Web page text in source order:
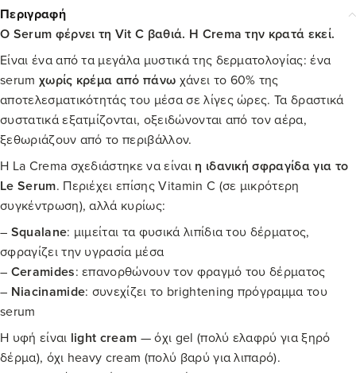
Περιγραφή
Ο Serum φέρνει τη Vit C βαθιά. Η Crema την κρατά εκεί.
Είναι ένα από τα μεγάλα μυστικά της δερματολογίας: ένα
serum χωρίς κρέμα από πάνω χάνει το 60% της
αποτελεσματικότητάς του μέσα σε λίγες ώρες. Τα δραστικά
συστατικά εξατμίζονται, οξειδώνονται από τον αέρα,
ξεθωριάζουν από το περιβάλλον.
Η La Crema σχεδιάστηκε να είναι η ιδανική σφραγίδα για το
Le Serum. Περιέχει επίσης Vitamin C (σε μικρότερη
συγκέντρωση), αλλά κυρίως:
– Squalane: μιμείται τα φυσικά λιπίδια του δέρματος,
σφραγίζει την υγρασία μέσα
– Ceramides: επανορθώνουν τον φραγμό του δέρματος
– Niacinamide: συνεχίζει το brightening πρόγραμμα του
serum
Η υφή είναι light cream — όχι gel (πολύ ελαφρύ για ξηρό
δέρμα), όχι heavy cream (πολύ βαρύ για λιπαρό).